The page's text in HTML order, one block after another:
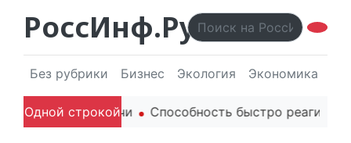
РоссИнф.Ру
Без рубрики Бизнес Экология Экономика
Одной строкой
в речи Способность быстро